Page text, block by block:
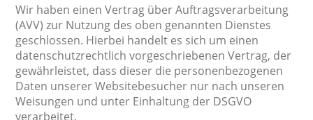
Wir haben einen Vertrag über Auftragsverarbeitung
(AVV) zur Nutzung des oben genannten Dienstes
geschlossen. Hierbei handelt es sich um einen
datenschutzrechtlich vorgeschriebenen Vertrag, der
gewährleistet, dass dieser die personenbezogenen
Daten unserer Websitebesucher nur nach unseren
Weisungen und unter Einhaltung der DSGVO
verarbeitet.